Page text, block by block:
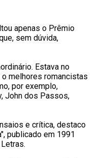
apenas o Prêmio
sem dúvida,
Estava no
melhores romancistas
por exemplo,
John dos Passos,
e crítica, destaco
publicado em 1991